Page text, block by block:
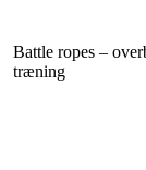
Battle ropes –
træning